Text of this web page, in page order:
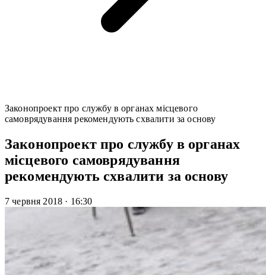
Законопроект про службу в органах місцевого
самоврядування рекомендують схвалити за основу
Законопроект про службу в органах
місцевого самоврядування
рекомендують схвалити за основу
7 червня 2018 · 16:30